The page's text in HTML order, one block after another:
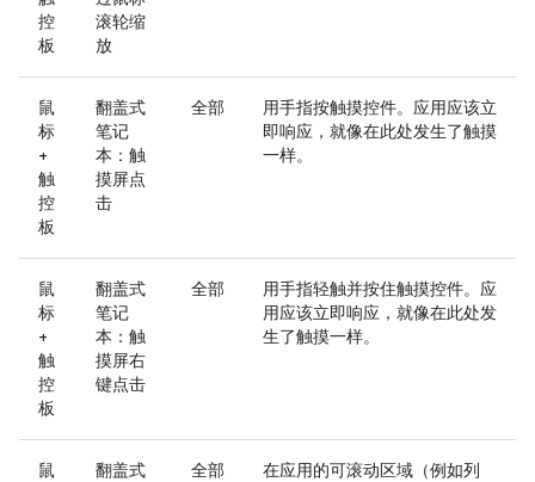
控
板
滚轮缩
放
鼠
标
+
触
控
板
翻盖式
笔记
本：触
摸屏点
击
全部
用手指按触摸控件。应用应该立
即响应，就像在此处发生了触摸
一样。
鼠
标
+
触
控
板
翻盖式
笔记
本：触
摸屏右
键点击
全部
用手指轻触并按住触摸控件。应
用应该立即响应，就像在此处发
生了触摸一样。
鼠
翻盖式
全部
在应用的可滚动区域（例如列